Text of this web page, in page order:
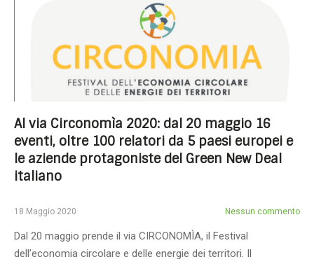
Al via Circonomìa 2020: dal 20 maggio 16
eventi, oltre 100 relatori da 5 paesi europei e
le aziende protagoniste del Green New Deal
italiano
18 Maggio 2020 Nessun commento
Dal 20 maggio prende il via CIRCONOMÌA, il Festival
dell’economia circolare e delle energie dei territori. Il